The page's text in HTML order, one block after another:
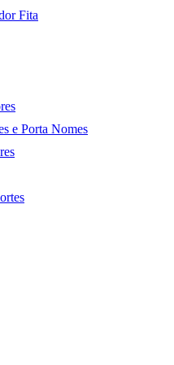
Fita
e Porta Nomes